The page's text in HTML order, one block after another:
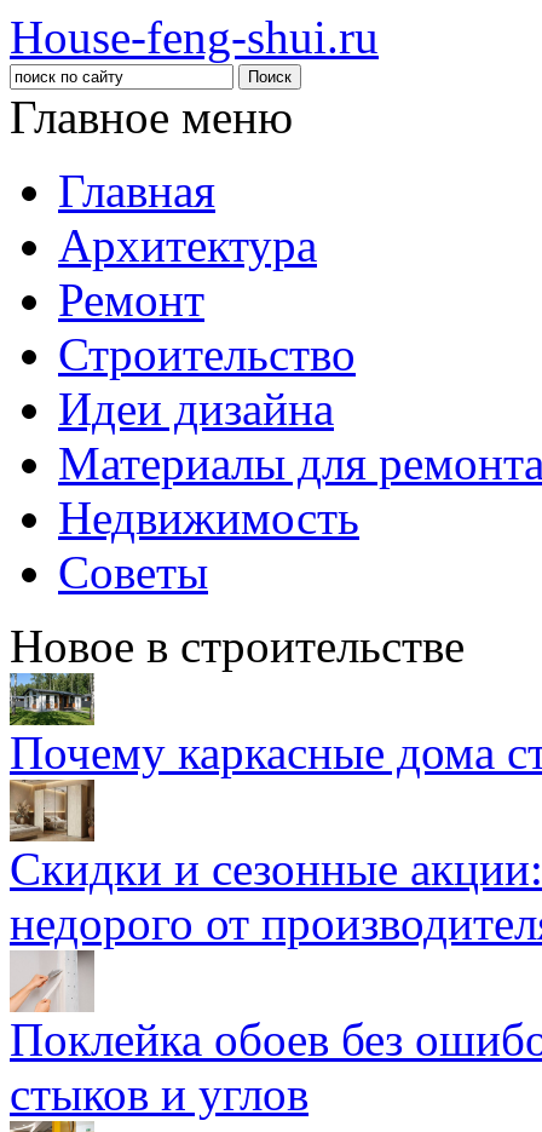
House-feng-shui.ru
Главное меню
Главная
Архитектура
Ремонт
Строительство
Идеи дизайна
Материалы для
Недвижимость
Советы
Новое в строительстве
Почему каркасные дома
Скидки и сезонные
недорого от
Поклейка обоев без
стыков и углов